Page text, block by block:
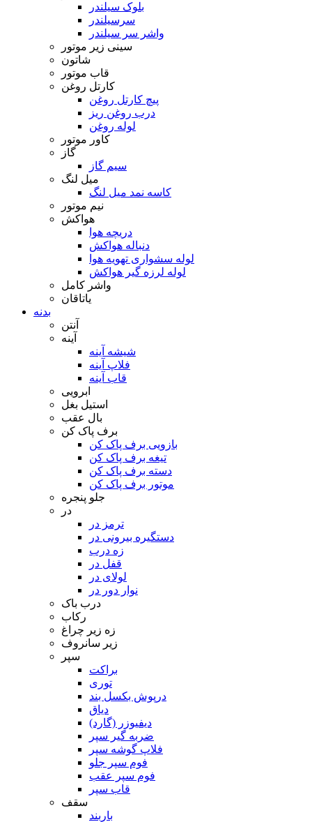
بلوک سیلندر
سرسیلندر
واشر سر سیلندر
سینی زیر موتور
شاتون
قاب موتور
کارتل روغن
پیچ کارتل روغن
درب روغن ریز
لوله روغن
کاور موتور
گاز
سیم گاز
میل لنگ
کاسه نمد میل لنگ
نیم موتور
هواکش
دریچه هوا
دنباله هواکش
لوله سشواری تهویه هوا
لوله لرزه گیر هواکش
واشر کامل
یاتاقان
بدنه
آنتن
آینه
شیشه آینه
فلاپ آینه
قاب آینه
ابرویی
استیل بغل
بال عقب
برف پاک کن
بازویی برف پاک کن
تیغه برف پاک کن
دسته برف پاک کن
موتور برف پاک کن
جلو پنجره
در
ترمز در
دستگیره بیرونی در
زه درب
قفل در
لولای در
نوار دور در
درب باک
رکاب
زه زیر چراغ
زیر سانروف
سپر
براکت
توری
درپوش بکسل بند
دیاق
دیفیوزر (گارد)
ضربه گیر سپر
فلاپ گوشه سپر
فوم سپر جلو
فوم سپر عقب
قاب سپر
سقف
باربند